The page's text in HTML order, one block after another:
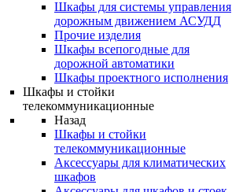
Шкафы для системы управления
дорожным движением АСУДД
Прочие изделия
Шкафы всепогодные для
дорожной автоматики
Шкафы проектного исполнения
Шкафы и стойки
телекоммуникационные
Назад
Шкафы и стойки
телекоммуникационные
Аксессуары для климатических
шкафов